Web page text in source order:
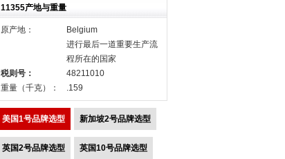
11355产地与重量
原产地：
Belgium
进行最后一道重要生产流
程所在的国家
税则号：
48211010
重量（千克）：
.159
美国1号品牌选型 新加坡2号品牌选型
英国2号品牌选型 英国10号品牌选型